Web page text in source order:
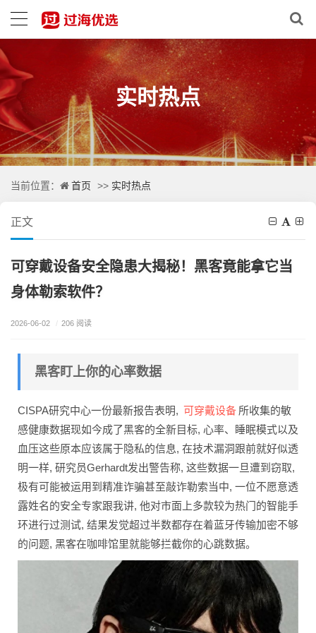
实时热点
当前位置： 首页 >> 实时热点
正文
可穿戴设备安全隐患大揭秘！黑客竟能拿它当
身体勒索软件？
2026-06-02 / 206 阅读
黑客盯上你的心率数据
CISPA研究中心一份最新报告表明, 可穿戴设备 所收集的敏
感健康数据现如今成了黑客的全新目标, 心率、睡眠模式以及
血压这些原本应该属于隐私的信息, 在技术漏洞跟前就好似透
明一样, 研究员Gerhardt发出警告称, 这些数据一旦遭到窃取,
极有可能被运用到精准诈骗甚至敲诈勒索当中, 一位不愿意透
露姓名的安全专家跟我讲, 他对市面上多款较为热门的智能手
环进行过测试, 结果发觉超过半数都存在着蓝牙传输加密不够
的问题, 黑客在咖啡馆里就能够拦截你的心跳数据。